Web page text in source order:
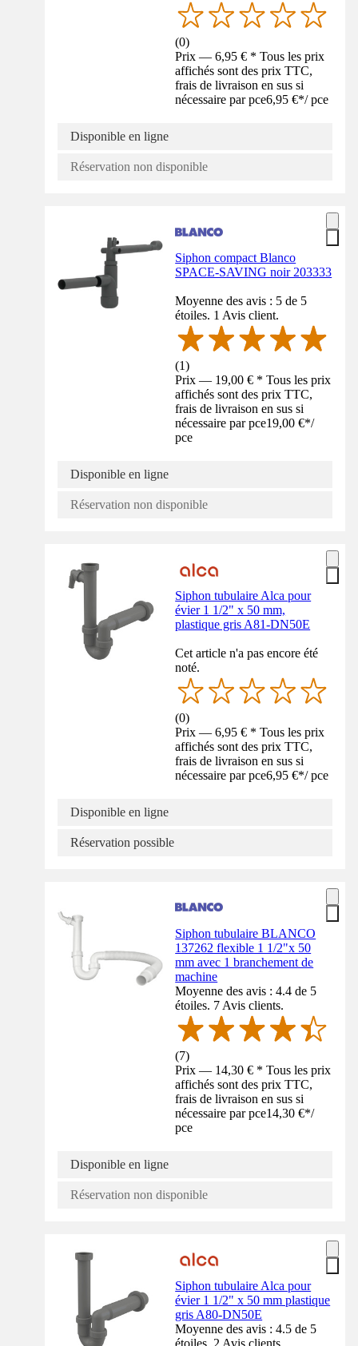
(0)
Prix — 6,95 € * Tous les prix
affichés sont des prix TTC,
frais de livraison en sus si
nécessaire par pce6,95 €*/ pce
Disponible en ligne
Réservation non disponible
Siphon compact Blanco
SPACE-SAVING noir 203333
Moyenne des avis : 5 de 5
étoiles. 1 Avis client.
(1)
Prix — 19,00 € * Tous les prix
affichés sont des prix TTC,
frais de livraison en sus si
nécessaire par pce19,00 €*/
pce
Disponible en ligne
Réservation non disponible
Siphon tubulaire Alca pour
évier 1 1/2" x 50 mm,
plastique gris A81-DN50E
Cet article n'a pas encore été
noté.
(0)
Prix — 6,95 € * Tous les prix
affichés sont des prix TTC,
frais de livraison en sus si
nécessaire par pce6,95 €*/ pce
Disponible en ligne
Réservation possible
Siphon tubulaire BLANCO
137262 flexible 1 1/2"x 50
mm avec 1 branchement de
machine
Moyenne des avis : 4.4 de 5
étoiles. 7 Avis clients.
(7)
Prix — 14,30 € * Tous les prix
affichés sont des prix TTC,
frais de livraison en sus si
nécessaire par pce14,30 €*/
pce
Disponible en ligne
Réservation non disponible
Siphon tubulaire Alca pour
évier 1 1/2" x 50 mm plastique
gris A80-DN50E
Moyenne des avis : 4.5 de 5
étoiles. 2 Avis clients.